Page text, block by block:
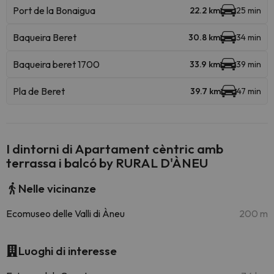
Port de la Bonaigua 22.2 km 25 min
Baqueira Beret 30.8 km 34 min
Baqueira beret 1700 33.9 km 39 min
Pla de Beret 39.7 km 47 min
I dintorni di Apartament cèntric amb
terrassa i balcó by RURAL D'ÀNEU
Nelle vicinanze
Ecomuseo delle Valli di Àneu 200 m
Luoghi di interesse